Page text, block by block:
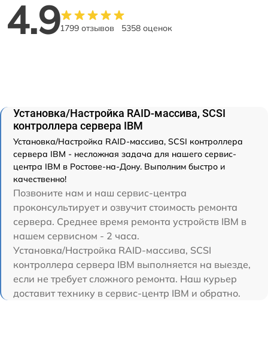
4.91799 отзывов 5358 оценок
Установка/Настройка RAID-массива, SCSI
контроллера сервера IBM
Установка/Настройка RAID-массива, SCSI контроллера
сервера IBM - несложная задача для нашего сервис-
центра IBM в Ростове-на-Дону. Выполним быстро и
качественно!
Позвоните нам и наш сервис-центра
проконсультирует и озвучит стоимость ремонта
сервера. Среднее время ремонта устройств IBM в
нашем сервисном - 2 часа.
Установка/Настройка RAID-массива, SCSI
контроллера сервера IBM выполняется на выезде,
если не требует сложного ремонта. Наш курьер
доставит технику в сервис-центр IBM и обратно.